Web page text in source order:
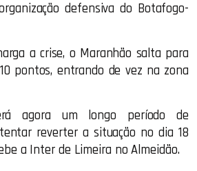
defensiva do Botafogo-
a crise, o Maranhão salta para
pontos, entrando de vez na zona
agora um longo período de
reverter a situação no dia 18
a Inter de Limeira no Almeidão.